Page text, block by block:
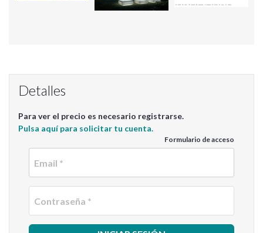
Detalles
Para ver el precio es necesario registrarse.
Pulsa aquí para solicitar tu cuenta.
Formulario de acceso